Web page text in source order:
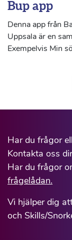
Bup app
Denna app från
Uppsala är en
Exempelvis Min
Har du frågor
Kontakta oss
Har du frågor
frågelådan.
Vi hjälper dig
och Skills/